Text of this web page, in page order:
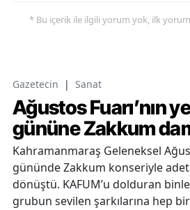
* Bu içerik ile ilgili yorum yok, ilk
Gazetecin | Sanat
Ağustos Fuarı’nın
gününe Zakkum
Kahramanmaraş Geleneksel
gününde Zakkum konseriyle
dönüştü. KAFUM’u dolduran
grubun sevilen şarkılarına hep